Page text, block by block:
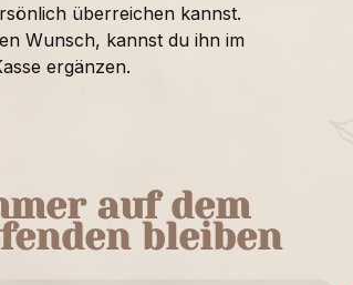
überreichen kannst.
Wunsch, kannst du ihn im
ergänzen.
auf dem
bleiben